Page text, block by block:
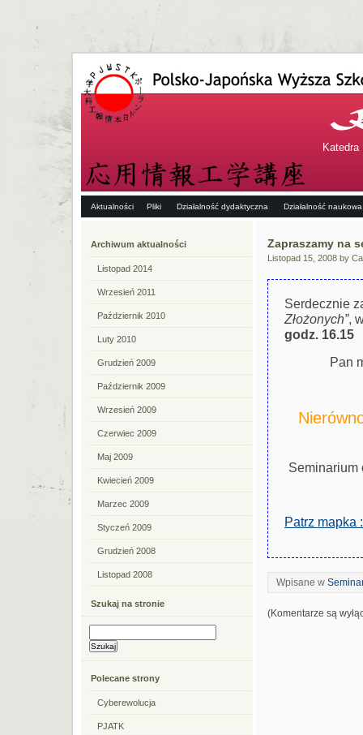
Aktualności Pliki Działalność dydaktyczna Działalność naukowa
Zapraszamy na
Listopad 15, 2008 by
Serdecznie
Złożonych”,
godz. 16.15
Pan
Patrz mapka
Wpisane w
(Komentarze są
Archiwum aktualności
Listopad 2014
Wrzesień 2011
Październik 2010
Luty 2010
Grudzień 2009
Październik 2009
Wrzesień 2009
Czerwiec 2009
Maj 2009
Kwiecień 2009
Marzec 2009
Styczeń 2009
Grudzień 2008
Listopad 2008
Szukaj na stronie
Polecane strony
Cyberewolucja
PJATK